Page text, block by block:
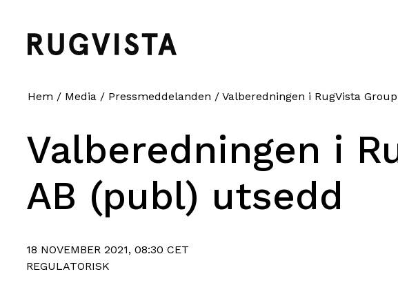
Hem / Media / Pressmeddelanden / Valberedningen i RugVista
Valberedningen i
AB (publ) utsedd
18 NOVEMBER 2021, 08:30 CET
REGULATORISK